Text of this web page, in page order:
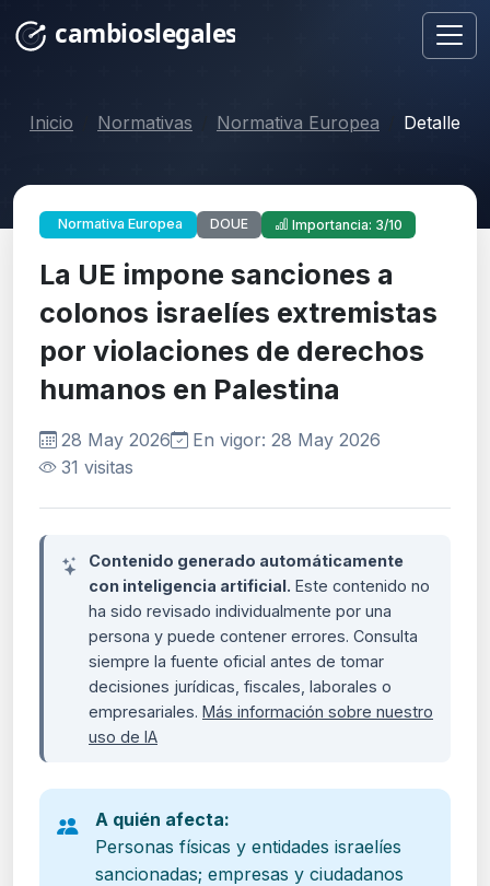
Inicio Normativas Normativa Europea Detalle
Normativa Europea DOUE Importancia: 3/10
La UE impone sanciones a
colonos israelíes extremistas
por violaciones de derechos
humanos en Palestina
28 May 2026
En vigor: 28 May 2026
31 visitas
Contenido generado automáticamente
con inteligencia artificial. Este contenido no
ha sido revisado individualmente por una
persona y puede contener errores. Consulta
siempre la fuente oficial antes de tomar
decisiones jurídicas, fiscales, laborales o
empresariales. Más información sobre nuestro
uso de IA
A quién afecta:
Personas físicas y entidades israelíes
sancionadas; empresas y ciudadanos